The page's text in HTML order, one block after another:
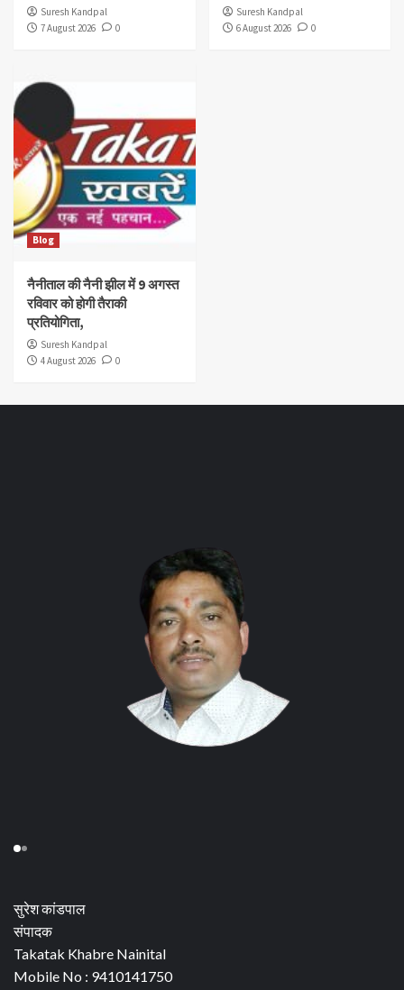
Suresh Kandpal
7 August 2026
0
Suresh Kandpal
6 August 2026
0
Blog
नैनीताल की नैनी झील में 9 अगस्त
रविवार को होगी तैराकी
प्रतियोगिता,
Suresh Kandpal
4 August 2026
0
सुरेश कांडपाल
संपादक
Takatak Khabre Nainital
Mobile No : 9410141750